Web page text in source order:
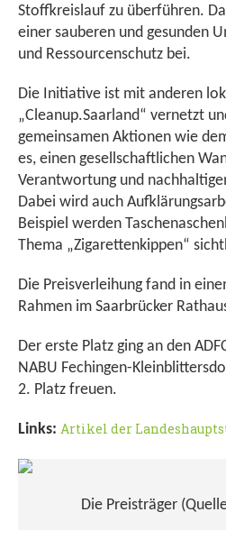
Stoffkreislauf zu überführen.
einer sauberen und gesunden
und Ressourcenschutz bei.
Die Initiative ist mit anderen
„Cleanup.Saarland“ vernetzt
gemeinsamen Aktionen wie
es, einen gesellschaftlichen
Verantwortung und
Dabei wird auch
Beispiel werden
Thema „Zigarettenkippen“
Die Preisverleihung fand in
Rahmen im Saarbrücker
Der erste Platz ging an den
NABU Fechingen-
2. Platz freuen.
Links: Artikel der
Die Preisträger